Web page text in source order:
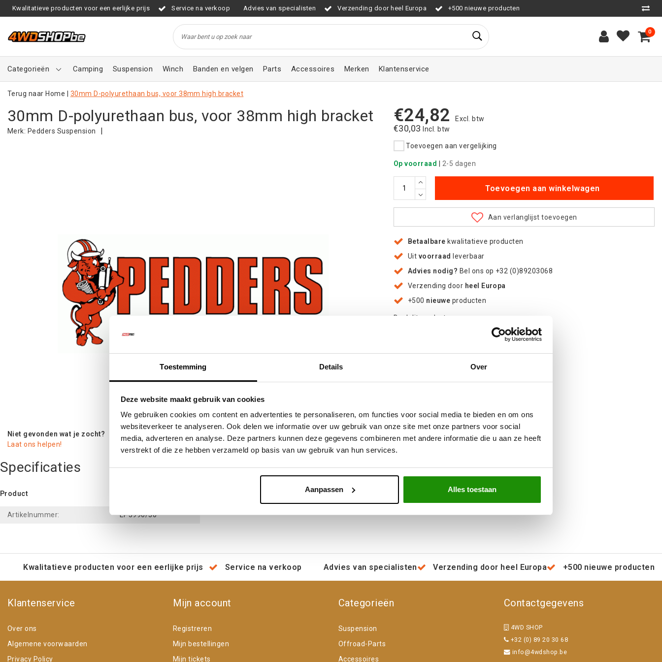
Toestemming Details Over
Deze website maakt gebruik van cookies
We gebruiken cookies om content en advertenties te personaliseren, om functies voor social media te bieden en om ons
websiteverkeer te analyseren. Ook delen we informatie over uw gebruik van onze site met onze partners voor social
media, adverteren en analyse. Deze partners kunnen deze gegevens combineren met andere informatie die u aan ze heeft
verstrekt of die ze hebben verzameld op basis van uw gebruik van hun services.
Aanpassen Alles toestaan
Kwalitatieve producten voor een eerlijke prijs Service na verkoop Advies van specialisten Verzending door heel Europa +500 nieuwe producten
0
Categorieën Camping Suspension Winch Banden en velgen Parts Accessoires Merken Klantenservice
Terug naar Home 30mm D-polyurethaan bus, voor 38mm high bracket
30mm D-polyurethaan bus, voor 38mm high bracket
Merk: Pedders Suspension |
Klik om te vergroten
€24,82 Excl. btw
€30,03 Incl. btw
Toevoegen aan vergelijking
Op voorraad 2-5 dagen
Toevoegen aan winkelwagen
Aan verlanglijst toevoegen
Betaalbare kwalitatieve producten
Uit voorraad
leverbaar
Advies nodig? Bel ons op +32 (0)89203068
Verzending door heel Europa
+500 nieuwe producten
Deel dit product
Niet gevonden wat je zocht?
Laat ons helpen!
Specificaties
Product
Artikelnummer: EP3990/30
Kwalitatieve producten voor een eerlijke prijs Service na verkoop Advies van specialisten Verzending door heel Europa +500 nieuwe producten
Klantenservice
Over ons
Algemene voorwaarden
Privacy Policy
Mijn account
Registreren
Mijn bestellingen
Mijn tickets
Categorieën
Suspension
Offroad-Parts
Accessoires
Contactgegevens
4WD SHOP
+32 (0) 89 20 30 68
info@4wdshop.be